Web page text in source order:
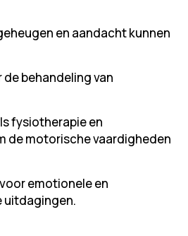
en aandacht kunnen
behandeling van
fysiotherapie en
de motorische vaardigheden
emotionele en
uitdagingen.